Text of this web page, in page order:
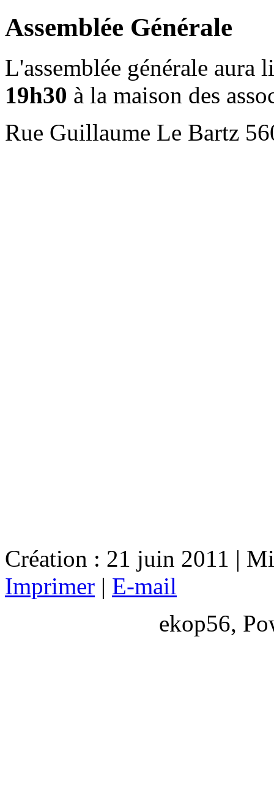
Assemblée Générale
L'assemblée générale aura
19h30 à la maison des
Rue Guillaume Le Bartz
Création : 21 juin 2011 |
Imprimer | E-mail
ekop56,